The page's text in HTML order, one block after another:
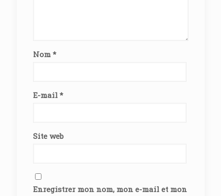
Nom *
E-mail *
Site web
Enregistrer mon nom, mon e-mail et mon